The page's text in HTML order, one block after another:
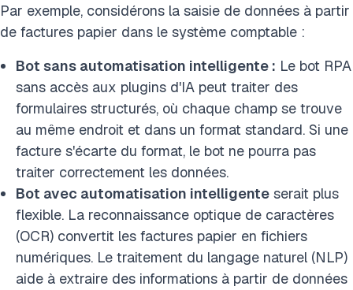
Par exemple, considérons la saisie de données à partir
de factures papier dans le système comptable :
Bot sans automatisation intelligente : Le bot RPA
sans accès aux plugins d'IA peut traiter des
formulaires structurés, où chaque champ se trouve
au même endroit et dans un format standard. Si une
facture s'écarte du format, le bot ne pourra pas
traiter correctement les données.
Bot avec automatisation intelligente serait plus
flexible. La reconnaissance optique de caractères
(OCR) convertit les factures papier en fichiers
numériques. Le traitement du langage naturel (NLP)
aide à extraire des informations à partir de données